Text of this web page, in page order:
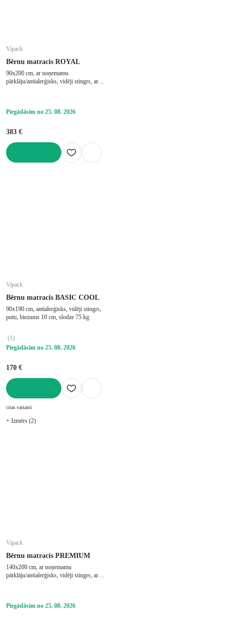
Vipack
Bērnu matracis ROYAL
90x200 cm, ar noņemamu
pārklāju/antialerģisks, vidēji stingrs, ar
Piegādāsim no 25. 08. 2026
383 €
Vipack
Bērnu matracis BASIC COOL
90x190 cm, antialerģisks, vidēji stingrs,
putu, biezums 10 cm, slodze 75 kg
(1)
Piegādāsim no 25. 08. 2026
170 €
citas varianti
+ Izmērs (2)
Vipack
Bērnu matracis PREMIUM
140x200 cm, ar noņemamu
pārklāju/antialerģisks, vidēji stingrs, ar
Piegādāsim no 25. 08. 2026